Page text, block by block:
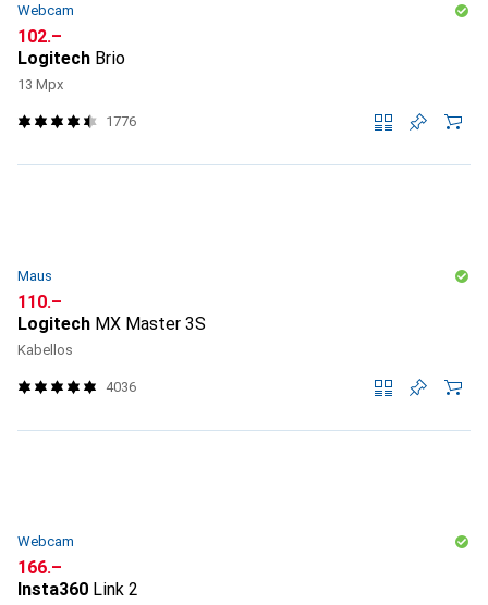
Webcam
CHF
102.–
Logitech Brio
13 Mpx
1776
Maus
CHF
110.–
Logitech MX Master 3S
Kabellos
4036
Webcam
CHF
166.–
Insta360 Link 2